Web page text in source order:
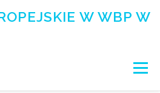
W WBP W
Menu